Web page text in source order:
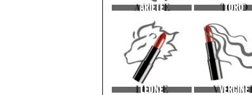
ARIETE TORO
LEONE VERGINE